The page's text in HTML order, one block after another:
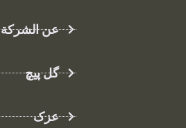
عن الشركة
گل پیچ
عزک